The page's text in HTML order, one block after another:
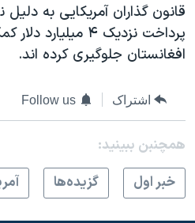
اسرائیل در جنگ
نرگس محمدی برنده جایزه نوبل صلح
صفحه‌های ویژه
قانون گذاران آمریکایی به دلیل
پرداخت نزدیک ۴
افغانستان جلوگیری کرده اند.
اشتراک Follow us
همچنبن ببینید:
خبر اول
گزيده‌ها